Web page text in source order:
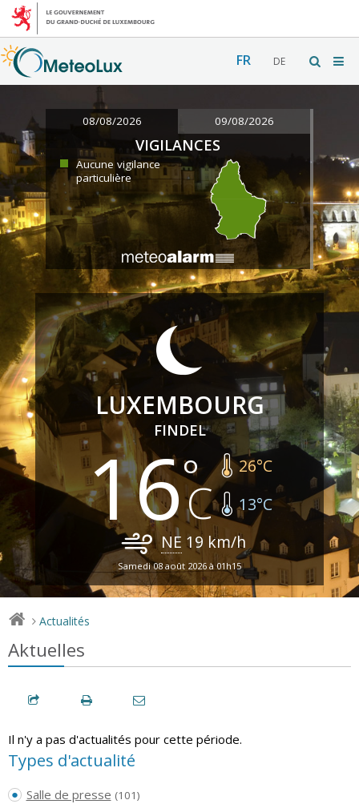
FR DE
08/08/2026 09/08/2026
VIGILANCES
Aucune vigilance
particulière
LUXEMBOURG
FINDEL
16 26°C
13°C
NE 19 km/h
Samedi 08 août 2026 à 01h15
> Actualités
Aktuelles
Il n'y a pas d'actualités pour cette période.
Types d'actualité
Salle de presse (101)